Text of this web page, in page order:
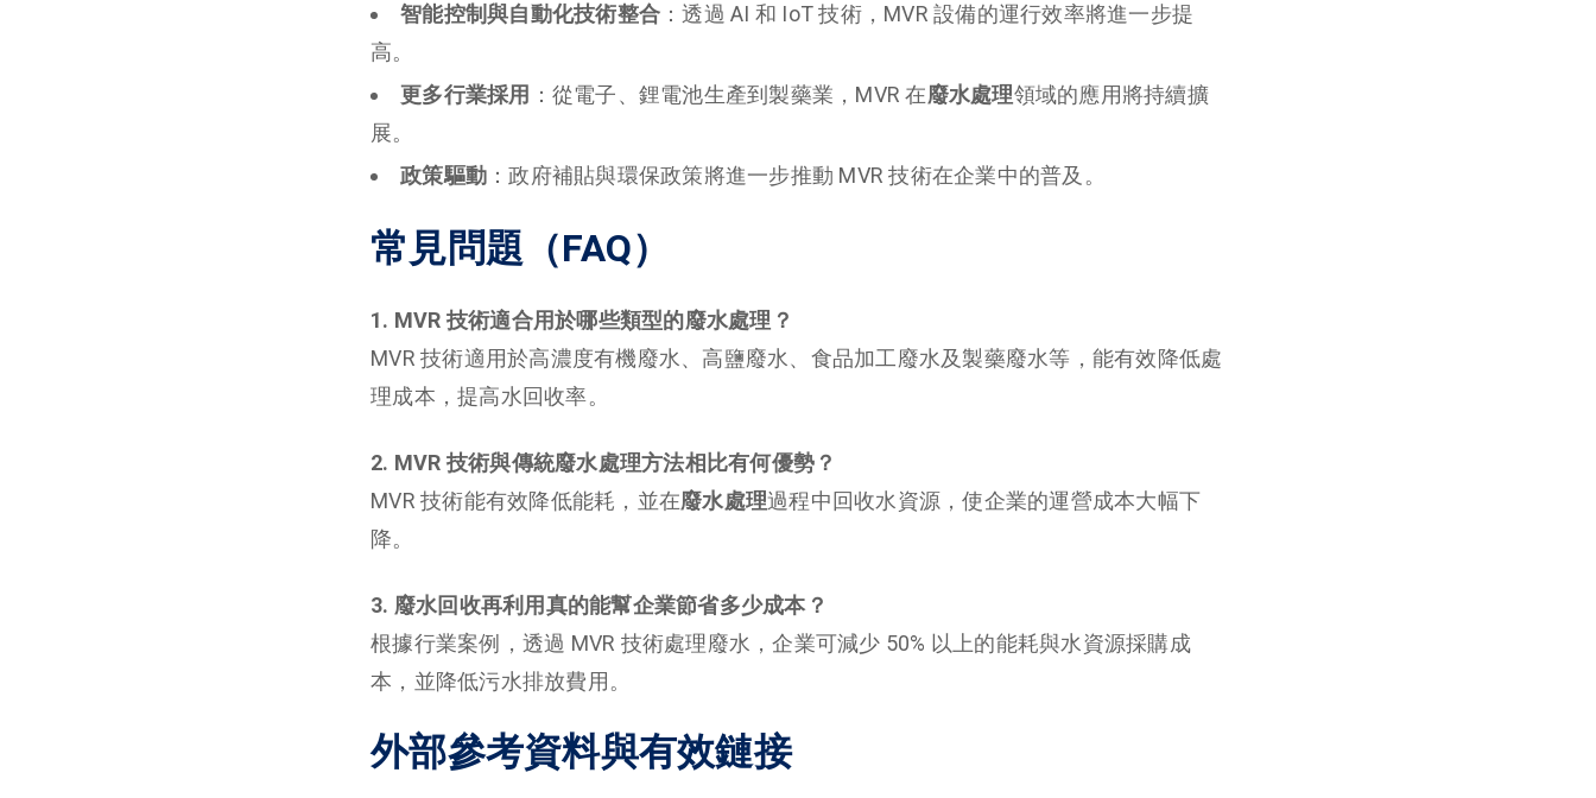
智能控制與自動化技術整合 ：透過 AI 和 IoT 技術，MVR 設備的運行效率將進一步提
高。
更多行業採用 ：從電子、鋰電池生產到製藥業，MVR 在廢水處理領域的應用將持續擴
展。
政策驅動 ：政府補貼與環保政策將進一步推動 MVR 技術在企業中的普及。
常見問題（FAQ）
1. MVR 技術適合用於哪些類型的廢水處理？
MVR 技術適用於高濃度有機廢水、高鹽廢水、食品加工廢水及製藥廢水等，能有效降低處
理成本，提高水回收率。
2. MVR 技術與傳統廢水處理方法相比有何優勢？
MVR 技術能有效降低能耗，並在廢水處理過程中回收水資源，使企業的運營成本大幅下
降。
3. 廢水回收再利用真的能幫企業節省多少成本？
根據行業案例，透過 MVR 技術處理廢水，企業可減少 50% 以上的能耗與水資源採購成
本，並降低污水排放費用。
外部參考資料與有效鏈接